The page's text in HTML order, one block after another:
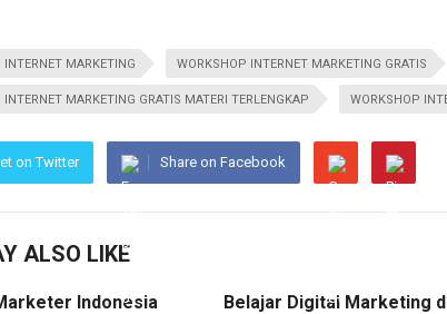
INTERNET MARKETING WORKSHOP INTERNET MARKETING GRATIS
MARKETING GRATIS MATERI TERLENGKAP WORKSHOP
on Twitter Share on Facebook
ALSO LIKE
Indonesia
Belajar Digital Marketing